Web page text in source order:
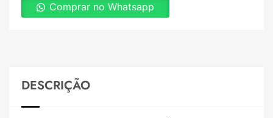
Comprar no Whatsapp
DESCRIÇÃO